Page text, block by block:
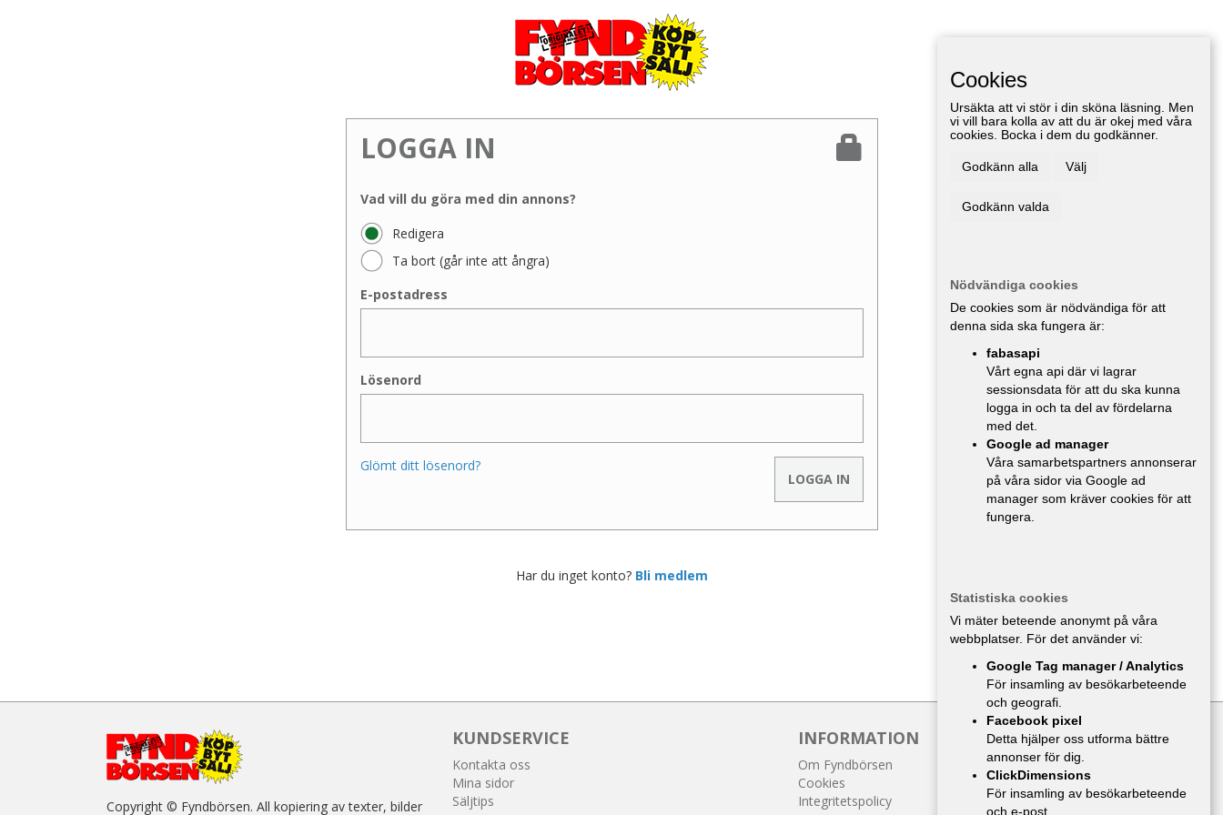
LOGGA IN
Vad vill du göra med din annons?
Redigera
Ta bort (går inte att ångra)
E-postadress
Lösenord
Glömt ditt lösenord?
Har du inget konto? Bli medlem
Copyright © Fyndbörsen. All kopiering av texter, bilder
KUNDSERVICE
Kontakta oss
Mina sidor
Säljtips
INFORMATION
Om Fyndbörsen
Cookies
Integritetspolicy
Cookies
Ursäkta att vi stör i din sköna läsning. Men
vi vill bara kolla av att du är okej med våra
cookies. Bocka i dem du godkänner.
Godkänn alla Välj
Godkänn valda
Nödvändiga cookies
De cookies som är nödvändiga för att
denna sida ska fungera är:
fabasapi
Vårt egna api där vi lagrar
sessionsdata för att du ska kunna
logga in och ta del av fördelarna
med det.
Google ad manager
Våra samarbetspartners annonserar
på våra sidor via Google ad
manager som kräver cookies för att
fungera.
Statistiska cookies
Vi mäter beteende anonymt på våra
webbplatser. För det använder vi:
Google Tag manager / Analytics
För insamling av besökarbeteende
och geografi.
Facebook pixel
Detta hjälper oss utforma bättre
annonser för dig.
ClickDimensions
För insamling av besökarbeteende
och e-post.